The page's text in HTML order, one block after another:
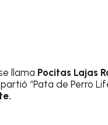
llama Pocitas Lajas
“Pata de Perro